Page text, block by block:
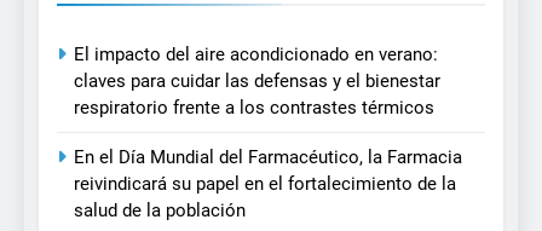
El impacto del aire acondicionado en verano:
claves para cuidar las defensas y el bienestar
respiratorio frente a los contrastes térmicos
En el Día Mundial del Farmacéutico, la Farmacia
reivindicará su papel en el fortalecimiento de la
salud de la población